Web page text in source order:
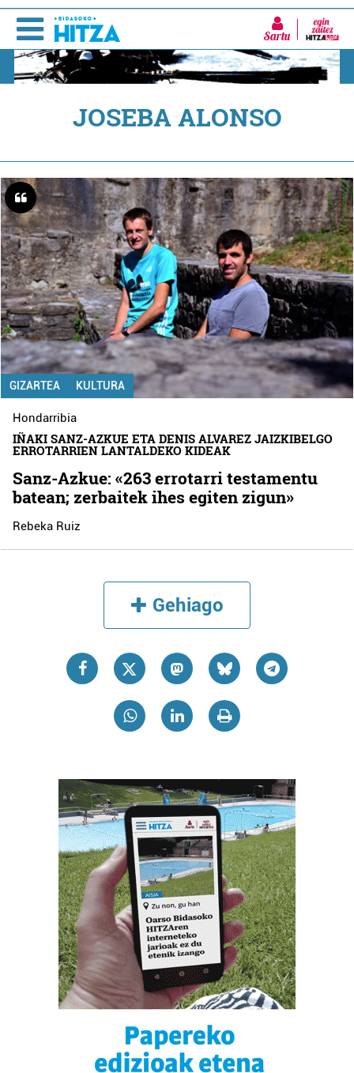
Sartu
JOSEBA ALONSO
GIZARTEA KULTURA
Hondarribia
IÑAKI SANZ-AZKUE ETA DENIS ALVAREZ JAIZKIBELGO
ERROTARRIEN LANTALDEKO KIDEAK
Sanz-Azkue: «263 errotarri testamentu
batean; zerbaitek ihes egiten zigun»
Rebeka Ruiz
Gehiago